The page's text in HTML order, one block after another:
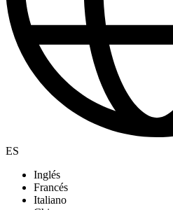
ES
Inglés
Francés
Italiano